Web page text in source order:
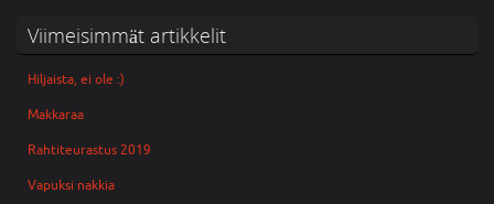
Viimeisimmät artikkelit
Hiljaista, ei ole :)
Makkaraa
Rahtiteurastus 2019
Vapuksi nakkia